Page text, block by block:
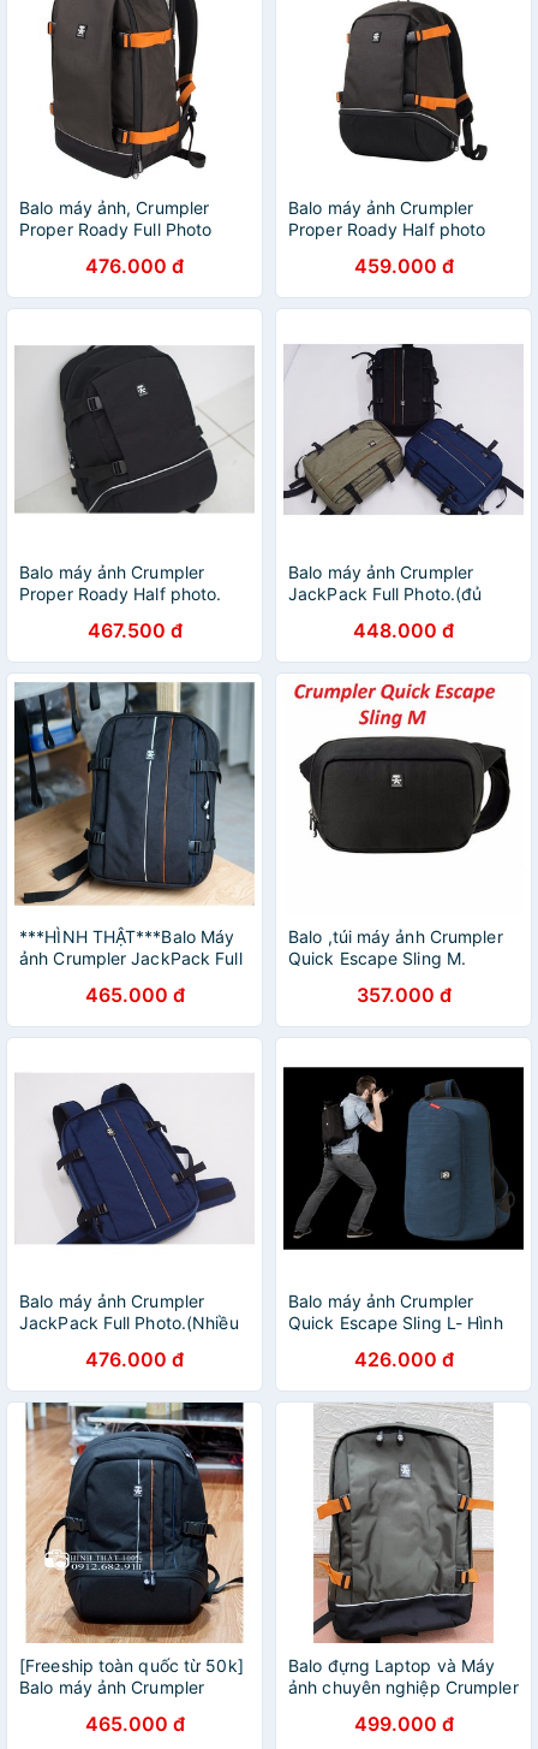
Balo máy ảnh, Crumpler
Proper Roady Full Photo
476.000 đ
Balo máy ảnh Crumpler
Proper Roady Half photo
459.000 đ
Balo máy ảnh Crumpler
Proper Roady Half photo.
467.500 đ
Balo máy ảnh Crumpler
JackPack Full Photo.(đủ
448.000 đ
***HÌNH THẬT***Balo Máy
ảnh Crumpler JackPack Full
465.000 đ
Balo ,túi máy ảnh Crumpler
Quick Escape Sling M.
357.000 đ
Balo máy ảnh Crumpler
JackPack Full Photo.(Nhiều
476.000 đ
Balo máy ảnh Crumpler
Quick Escape Sling L- Hình
426.000 đ
[Freeship toàn quốc từ 50k]
Balo máy ảnh Crumpler
465.000 đ
Balo đựng Laptop và Máy
ảnh chuyên nghiệp Crumpler
499.000 đ